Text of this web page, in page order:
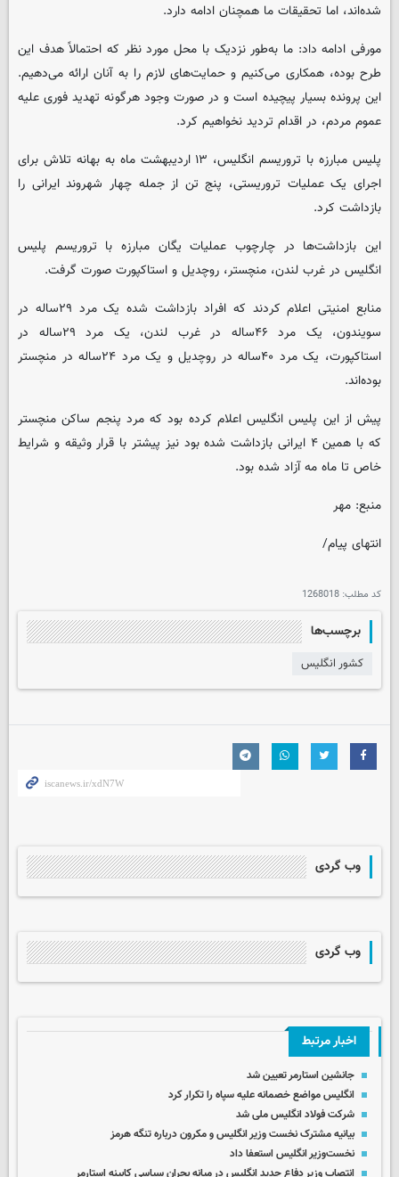
شده‌اند، اما تحقیقات ما همچنان ادامه دارد.
مورفی ادامه داد: ما به‌طور نزدیک با محل مورد نظر که احتمالاً هدف این
طرح بوده، همکاری می‌کنیم و حمایت‌های لازم را به آنان ارائه می‌دهیم.
این پرونده بسیار پیچیده است و در صورت وجود هرگونه تهدید فوری علیه
عموم مردم، در اقدام تردید نخواهیم کرد.
پلیس مبارزه با تروریسم انگلیس، ۱۳ اردیبهشت ماه به بهانه تلاش برای
اجرای یک عملیات تروریستی، پنج تن از جمله چهار شهروند ایرانی را
بازداشت کرد.
این بازداشت‌ها در چارچوب عملیات یگان مبارزه با تروریسم پلیس
انگلیس در غرب لندن، منچستر، روچدیل و استاکپورت صورت گرفت.
منابع امنیتی اعلام کردند که افراد بازداشت شده یک مرد ۲۹ساله در
سویندون، یک مرد ۴۶ساله در غرب لندن، یک مرد ۲۹ساله در
استاکپورت، یک مرد ۴۰ساله در روچدیل و یک مرد ۲۴ساله در منچستر
بوده‌اند.
پیش از این پلیس انگلیس اعلام کرده بود که مرد پنجم ساکن منچستر
که با همین ۴ ایرانی بازداشت شده بود نیز پیشتر با قرار وثیقه و شرایط
خاص تا ماه مه آزاد شده بود.
منبع: مهر
انتهای پیام/
کد مطلب: 1268018
برچسب‌ها
کشور انگلیس
وب گردی
وب گردی
اخبار مرتبط
جانشین استارمر تعیین شد
انگلیس مواضع خصمانه علیه سپاه را تکرار کرد
شرکت فولاد انگلیس ملی شد
بیانیه مشترک نخست وزیر انگلیس و مکرون درباره تنگه هرمز
نخست‌وزیر انگلیس استعفا داد
انتصاب وزیر دفاع جدید انگلیس در میانه بحران سیاسی کابینه استارمر